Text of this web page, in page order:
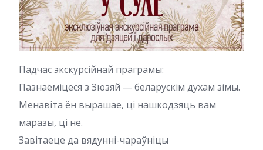
Падчас экскурсійнай праграмы:
Пазнаёміцеся з Зюзяй — беларускім духам зімы.
Менавіта ён вырашае, ці нашкодзяць вам
маразы, ці не.
Завітаеце да вядунні-чараўніцы